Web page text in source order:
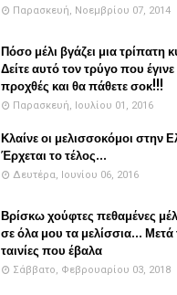
Παρασκευή, Νοεμβρίου 07, 2014
Πόσο μέλι βγάζει μια τρίπατη
Δείτε αυτό τον τρύγο που έγινε
προχθές και θα πάθετε σοκ!!!
Παρασκευή, Ιουλίου 01, 2016
Κλαίνε οι μελισσοκόμοι στην
Έρχεται το τέλος...
Δευτέρα, Ιουνίου 06, 2016
Βρίσκω χούφτες πεθαμένες
σε όλα μου τα μελίσσια... Μετά
ταινίες που έβαλα
Σάββατο, Φεβρουαρίου 03, 2018